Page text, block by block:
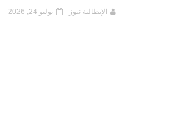
الإيطالية نيوز يوليو 24, 2026